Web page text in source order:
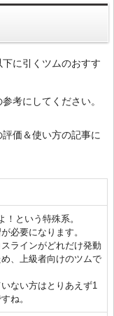
に引くツムのおすす
考にしてください。
価＆使い方の記事に
！という特殊系。
必要になります。
ラインがどれだけ発動
、上級者向けのツムで
ない方はとりあえず1
ね。